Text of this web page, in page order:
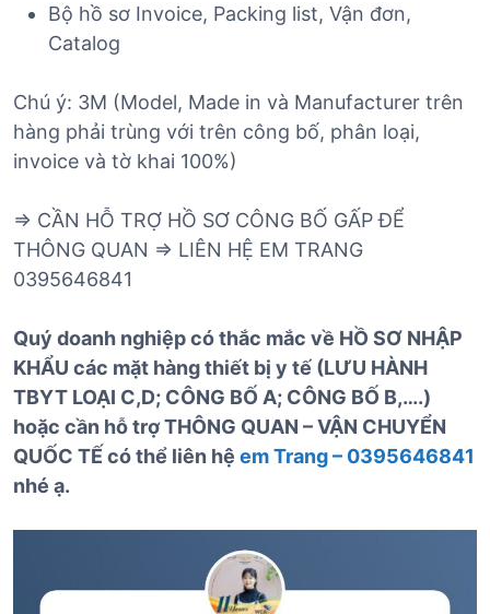
Bộ hồ sơ Invoice, Packing list, Vận đơn,
Catalog
Chú ý: 3M (Model, Made in và Manufacturer trên
hàng phải trùng với trên công bố, phân loại,
invoice và tờ khai 100%)
=> CẦN HỖ TRỢ HỒ SƠ CÔNG BỐ GẤP ĐỂ
THÔNG QUAN => LIÊN HỆ EM TRANG
0395646841
Quý doanh nghiệp có thắc mắc về HỒ SƠ NHẬP
KHẨU các mặt hàng thiết bị y tế (LƯU HÀNH
TBYT LOẠI C,D; CÔNG BỐ A; CÔNG BỐ B,….)
hoặc cần hỗ trợ THÔNG QUAN – VẬN CHUYỂN
QUỐC TẾ có thể liên hệ em Trang – 0395646841
nhé ạ.